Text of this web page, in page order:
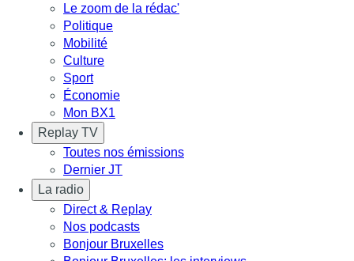
Le zoom de la rédac'
Politique
Mobilité
Culture
Sport
Économie
Mon BX1
Replay TV
Toutes nos émissions
Dernier JT
La radio
Direct & Replay
Nos podcasts
Bonjour Bruxelles